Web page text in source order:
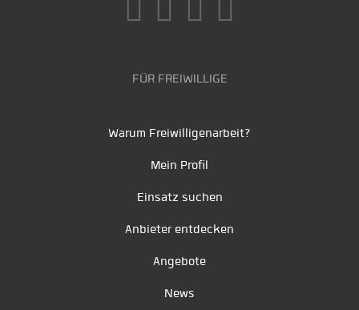
FÜR FREIWILLIGE
Warum Freiwilligenarbeit?
Mein Profil
Einsatz suchen
Anbieter entdecken
Angebote
News